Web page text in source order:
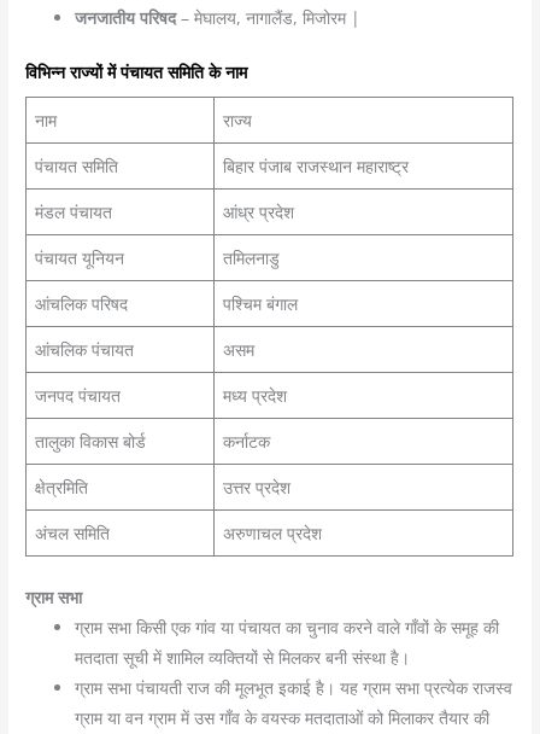
जनजातीय परिषद– मेघालय, नागालैंड, मिजोरम |
विभिन्न राज्यों में पंचायत समिति के नाम
नाम
राज्य
पंचायत समिति
बिहार पंजाब राजस्थान महाराष्ट्र
मंडल पंचायत
आंध्र प्रदेश
पंचायत यूनियन
तमिलनाडु
आंचलिक परिषद
पश्चिम बंगाल
आंचलिक पंचायत
असम
जनपद पंचायत
मध्य प्रदेश
तालुका विकास बोर्ड
कर्नाटक
क्षेत्रमिति
उत्तर प्रदेश
अंचल समिति
अरुणाचल प्रदेश
ग्राम सभा
ग्राम सभा किसी एक गांव या पंचायत का चुनाव करने वाले गाँवों के समूह की
मतदाता सूची में शामिल व्यक्तियों से मिलकर बनी संस्था है।
ग्राम सभा पंचायती राज की मूलभूत इकाई है। यह ग्राम सभा प्रत्येक राजस्व
ग्राम या वन ग्राम में उस गाँव के वयस्क मतदाताओं को मिलाकर तैयार की